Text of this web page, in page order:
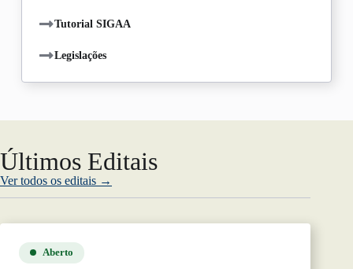
Tutorial SIGAA
Legislações
Últimos Editais
Ver todos os editais →
Aberto